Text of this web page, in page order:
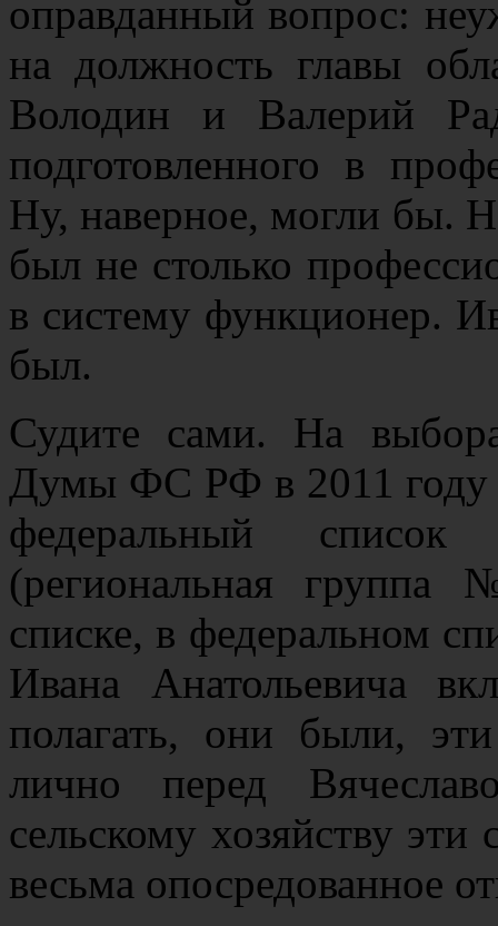
оправданный вопрос:
на должность главы
Володин и Валерий
подготовленного в
Ну, наверное, могли бы.
был не столько
в систему функционер.
был.
Судите сами. На
Думы ФС РФ в 2011 году
федеральный
(региональная
списке, в федеральном
Ивана Анатольевича
полагать, они были,
лично перед
сельскому хозяйству
весьма опосредованное